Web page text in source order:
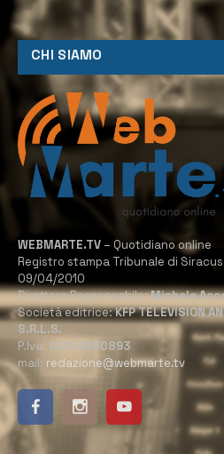
CHI SIAMO
WEBMARTE.TV – Quotidiano online
Registro stampa Tribunale di
09/04/2010
Direttore Responsabile:Michele
Società editrice:KFP TELEVISION
S.R.L.S.
P.Iva: 02184950893
mail: redazione@webmarte.tv